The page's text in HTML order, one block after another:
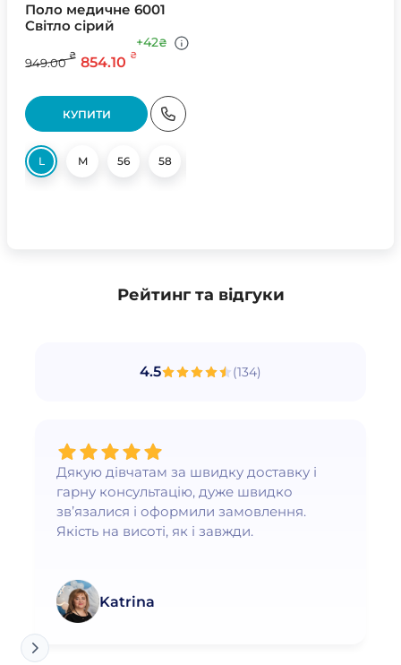
Поло медичне 6001
Світло сірий
949.00
₴ 854.10 ₴
+42₴
КУПИТИ
L M 56 58
Рейтинг та відгуки
4.5 (134)
Дякую дівчатам за швидку доставку і
гарну консультацію, дуже швидко
зв’язалися і оформили замовлення.
Якість на висоті, як і завжди.
Katrina